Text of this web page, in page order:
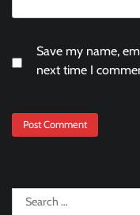
Save my name,
next time I
Search